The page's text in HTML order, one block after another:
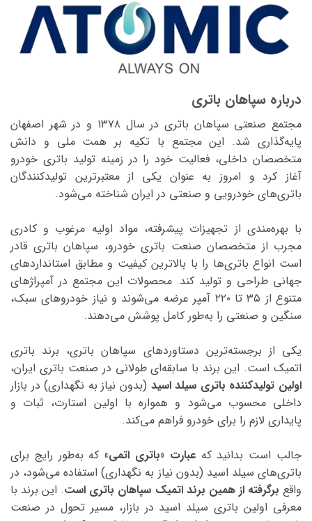
درباره سپاهان باتری
مجتمع صنعتی سپاهان باتری در سال ۱۳۷۸ و در شهر اصفهان
پایه‌گذاری شد. این مجتمع با تکیه بر همت ملی و دانش
متخصصان داخلی، فعالیت خود را در زمینه تولید باتری خودرو
آغاز کرد و امروز به عنوان یکی از معتبرترین تولیدکنندگان
باتری‌های خودرویی و صنعتی در ایران شناخته می‌شود.
با بهره‌مندی از تجهیزات پیشرفته، مواد اولیه مرغوب و کادری
مجرب از متخصصان صنعت باتری خودرو، سپاهان باتری قادر
است انواع باتری‌ها را با بالاترین کیفیت و مطابق استانداردهای
جهانی طراحی و تولید کند. محصولات این مجتمع در آمپراژهای
متنوع از ۳۵ تا ۲۲۰ آمپر عرضه می‌شوند و نیاز خودروهای سبک،
سنگین و صنعتی را به‌طور کامل پوشش می‌دهند.
یکی از برجسته‌ترین دستاوردهای سپاهان باتری، برند باتری
اتمیک است. این برند با سابقه‌ای طولانی در صنعت باتری ایران،
اولین تولیدکننده باتری سیلد اسید (بدون نیاز به نگهداری) در بازار
داخلی محسوب می‌شود و همواره با اولین استارت، ثبات و
پایداری لازم را برای خودرو فراهم می‌کند.
جالب است بدانید کهعبارت «باتری اتمی»که به‌طور رایج برای
باتری‌های سیلد اسید (بدون نیاز به نگهداری) استفاده می‌شود، در
واقع برگرفته از همین برند اتمیک سپاهان باتری است. این برند با
معرفی اولین باتری سیلد اسید در بازار، مسیر تحول در صنعت